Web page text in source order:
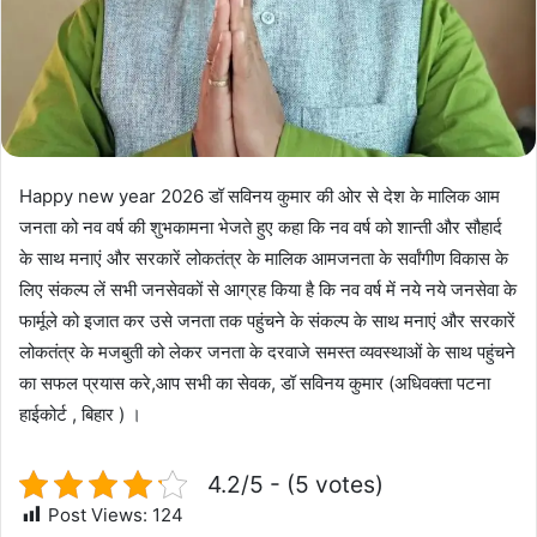
Happy new year 2026 डॉ सविनय कुमार की ओर से देश के मालिक आम
जनता को नव वर्ष की शुभकामना भेजते हुए कहा कि नव वर्ष को शान्ती और सौहार्द
के साथ मनाएं और सरकारें लोकतंत्र के मालिक आमजनता के सर्वांगीण विकास के
लिए संकल्प लें सभी जनसेवकों से आग्रह किया है कि नव वर्ष में नये नये जनसेवा के
फार्मूले को इजात कर उसे जनता तक पहुंचने के संकल्प के साथ मनाएं और सरकारें
लोकतंत्र के मजबुती को लेकर जनता के दरवाजे समस्त व्यवस्थाओं के साथ पहुंचने
का सफल प्रयास करे,आप सभी का सेवक, डॉ सविनय कुमार (अधिवक्ता पटना
हाईकोर्ट , बिहार ) ।
4.2/5 - (5 votes)
Post Views: 124